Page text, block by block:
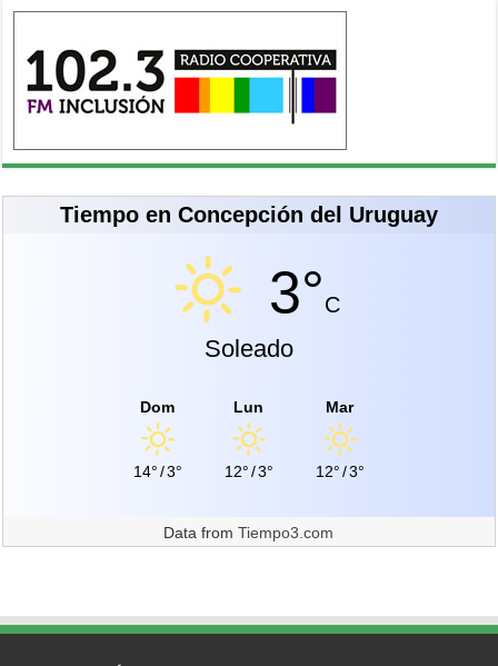
Tiempo en Concepción del Uruguay
3°C
Soleado
Dom
14°/3°
Lun
12°/3°
Mar
12°/3°
Data fromTiempo3.com